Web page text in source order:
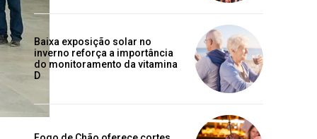
Baixa exposição solar no
inverno reforça a importância
do monitoramento da vitamina
D